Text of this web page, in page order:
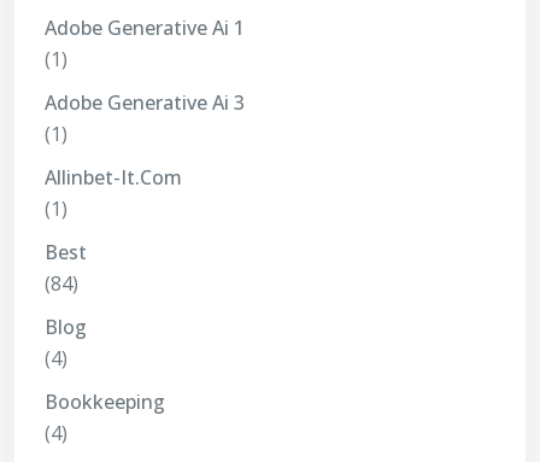
Adobe Generative Ai 1
(1)
Adobe Generative Ai 3
(1)
Allinbet-It.com
(1)
Best
(84)
Blog
(4)
Bookkeeping
(4)